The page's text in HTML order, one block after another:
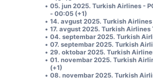
05. jun 2025. Turkish Airlines -
- 00:05 (+1)
14. avgust 2025. Turkish
17. avgust 2025. Turkish
04. septembar 2025. Turkish
07. septembar 2025. Turkish
29. oktobar 2025. Turkish
01. novembar 2025. Turkish
(+1)
08. novembar 2025. Turkish